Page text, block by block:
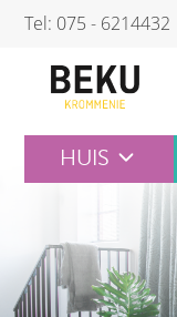
Skip
content
Tel: 075 - 6214432
HUIS